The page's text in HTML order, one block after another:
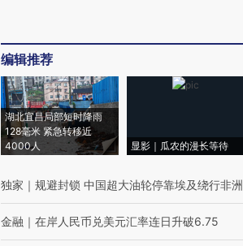
编辑推荐
湖北宜昌局部短时降雨
128毫米 紧急转移近
4000人
显影｜瓜农的漫长等待
独家 ｜ 规避封锁 中国超大油轮停靠埃及绕行非洲
金融 ｜ 在岸人民币兑美元汇率连日升破6.75